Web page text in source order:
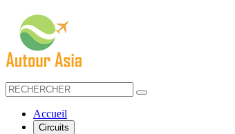
Accueil
Circuits